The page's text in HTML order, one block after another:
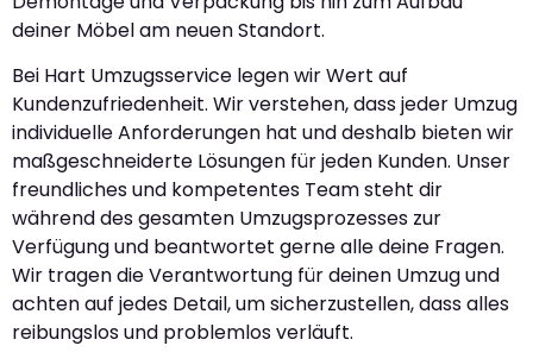
deiner Möbel am neuen Standort.
Bei Hart Umzugsservice legen wir Wert auf
Kundenzufriedenheit. Wir verstehen, dass jeder Umzug
individuelle Anforderungen hat und deshalb bieten wir
maßgeschneiderte Lösungen für jeden Kunden. Unser
freundliches und kompetentes Team steht dir
während des gesamten Umzugsprozesses zur
Verfügung und beantwortet gerne alle deine Fragen.
Wir tragen die Verantwortung für deinen Umzug und
achten auf jedes Detail, um sicherzustellen, dass alles
reibungslos und problemlos verläuft.